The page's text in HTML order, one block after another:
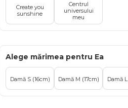
Create you
sunshine
Centrul
universului
meu
Alege mărimea pentru Ea
Damă S (16cm) Damă M (17cm) Damă